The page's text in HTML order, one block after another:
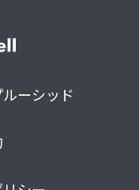
ーシッド